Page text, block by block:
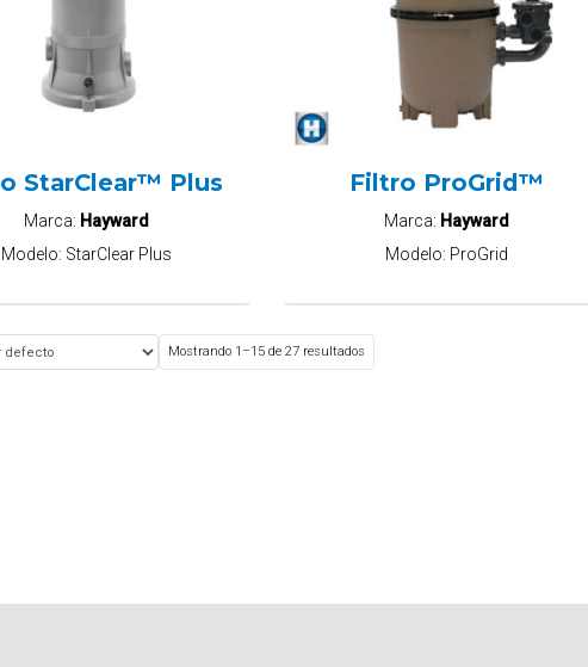
StarClear™ Plus
Marca: Hayward
Modelo: StarClear Plus
Filtro ProGrid™
Marca: Hayward
Modelo: ProGrid
Mostrando 1–15 de 27 resultados